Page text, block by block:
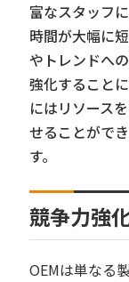
富なスタッフ
時間が大幅に
やトレンドへ
強化すること
にはリソース
せることがで
す。
競争力強
OEMは単なる